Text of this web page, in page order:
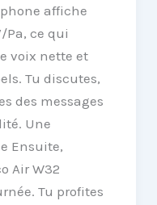
affiche
Pa, ce qui
voix nette et
Tu discutes,
des messages
Une
Ensuite,
Air W32
Tu profites